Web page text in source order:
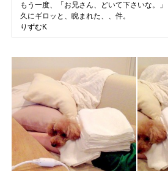
もう一度、「お兄さん、どいて下さいな。」
久にギロッと、睨まれた、、件。
りずむK